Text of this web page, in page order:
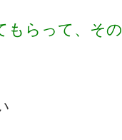
もらって、そ